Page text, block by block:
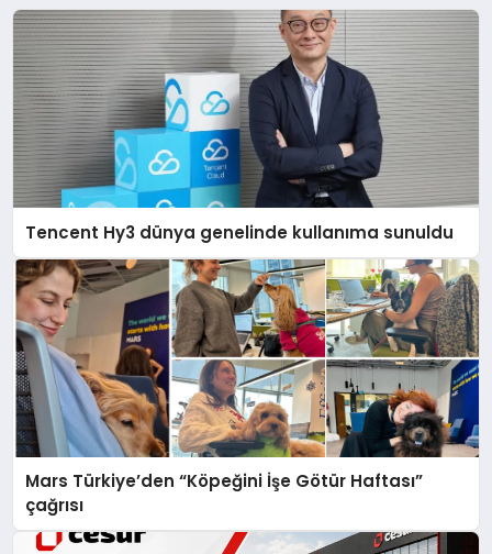
Tencent Hy3 dünya genelinde kullanıma sunuldu
Mars Türkiye’den “Köpeğini İşe Götür Haftası”
çağrısı